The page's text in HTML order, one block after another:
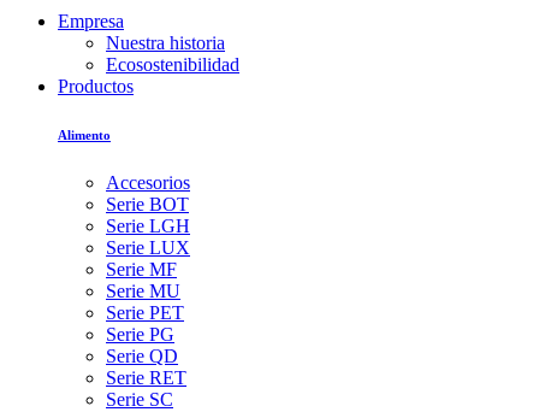
Empresa
Nuestra historia
Ecosostenibilidad
Productos
Alimento
Accesorios
Serie BOT
Serie LGH
Serie LUX
Serie MF
Serie MU
Serie PET
Serie PG
Serie QD
Serie RET
Serie SC